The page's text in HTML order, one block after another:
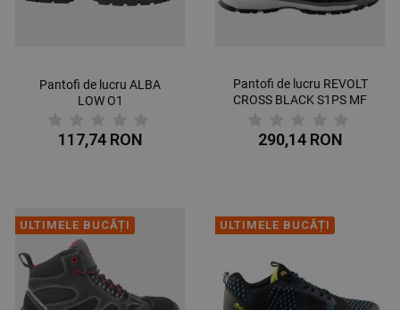
Pantofi de lucru ALBA
LOW O1
117,74 RON
Pantofi de lucru REVOLT
CROSS BLACK S1PS MF
290,14 RON
ULTIMELE BUCĂȚI ULTIMELE BUCĂȚI